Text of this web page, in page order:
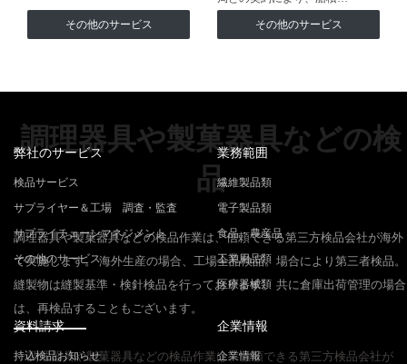
その他のサービス その他のサービス
調理器具や製菓器具などの検
品
調理器具や製菓器具などの検品作業は、信頼できる第三方検品会社が海外
で実施します。 海外生産の場合、工場全品検品。場合により第三者検品。
縫製物は縫製基準・検針検品を行っております。 共に倉庫出荷管理の場合
は、再検品することもございます。
調理器具や製菓器具などの検品作業は、信頼できる第三方検品会社が
弊社のサービス
検品サービス
サプライヤー＆工場 調査・監査
サプライチェーンマネジメント
その他のサービス
業務範囲
繊維製品類
電子製品類
食品・農産品
工業用品類
医療器械類
資料請求
持込検品お知らせ
企業情報
企業情報